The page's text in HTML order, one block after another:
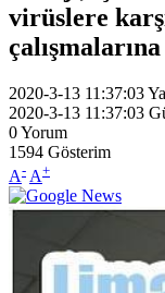
virüslere
2020-3-13 11:37:03
2020-3-13 11:37:03
0Yorum
1594 Gösterim
A- A+